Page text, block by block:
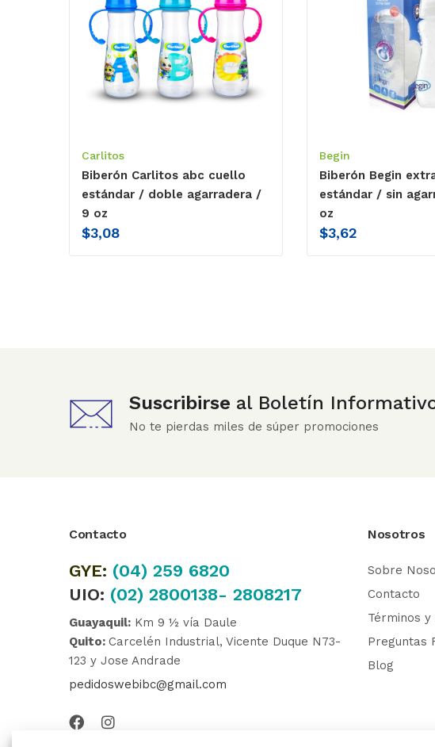
Carlitos
Biberón Carlitos abc cuello
estándar / doble agarradera /
9 oz
$3,08
Begin
Biberón Begin
estándar / sin
oz
$3,62
Suscribirse al Boletín
No te pierdas miles de súper promociones
Contacto
GYE: (04) 259 6820
UIO: (02) 2800138- 2808217
Guayaquil: Km 9 ½ vía Daule
Quito: Carcelén Industrial, Vicente Duque N73-
123 y Jose Andrade
pedidoswebibc@gmail.com
Nosotros
Sobre
Contacto
Términos y
Preguntas
Blog